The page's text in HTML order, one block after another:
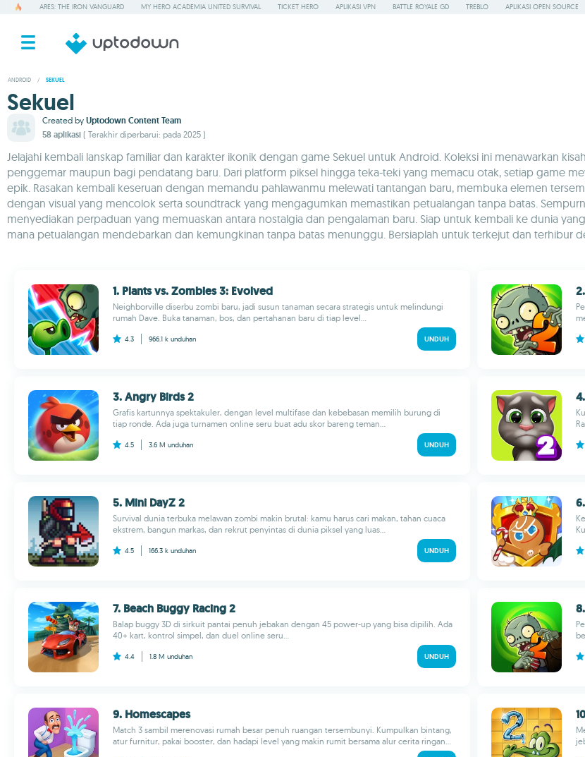
ARES: THE IRON VANGUARD MY HERO ACADEMIA UNITED SURVIVAL TICKET HERO APLIKASI VPN BATTLE ROYALE GD TREBLO APLIKASI OPEN SOURCE
ANDROID / SEKUEL
Sekuel
Created by Uptodown Content Team
58 aplikasi ( Terakhir diperbarui: pada 2025 )
Jelajahi kembali lanskap familiar dan karakter ikonik dengan game Sekuel untuk Android. Koleksi ini menawarkan
penggemar maupun bagi pendatang baru. Dari platform piksel hingga teka-teki yang memacu otak, setiap game
epik. Rasakan kembali keseruan dengan memandu pahlawanmu melewati tantangan baru, membuka elemen
dengan visual yang mencolok serta soundtrack yang mengagumkan memastikan petualangan tanpa batas.
menyediakan perpaduan yang memuaskan antara nostalgia dan pengalaman baru. Siap untuk kembali ke dunia
mana petualangan mendebarkan dan kemungkinan tanpa batas menunggu. Bersiaplah untuk terkejut dan terhibur
1. Plants vs. Zombies 3: Evolved
Neighborville diserbu zombi baru, jadi susun tanaman secara strategis untuk melindungi
rumah Dave. Buka tanaman, bos, dan pertahanan baru di tiap level...
4.3 966.1 k unduhan UNDUH
3. Angry Birds 2
Grafis kartunnya spektakuler, dengan level multifase dan kebebasan memilih burung di
tiap ronde. Ada juga turnamen online seru buat adu skor bareng teman...
4.5 3.6 M unduhan UNDUH
5. Mini DayZ 2
Survival dunia terbuka melawan zombi makin brutal: kamu harus cari makan, tahan cuaca
ekstrem, bangun markas, dan rekrut penyintas di dunia piksel yang luas...
4.5 166.3 k unduhan UNDUH
7. Beach Buggy Racing 2
Balap buggy 3D di sirkuit pantai penuh jebakan dengan 45 power-up yang bisa dipilih. Ada
40+ kart, kontrol simpel, dan duel online seru...
4.4 1.8 M unduhan UNDUH
9. Homescapes
Match 3 sambil merenovasi rumah besar penuh ruangan tersembunyi. Kumpulkan bintang,
atur furnitur, pakai booster, dan hadapi level yang makin rumit bersama alur cerita ringan...